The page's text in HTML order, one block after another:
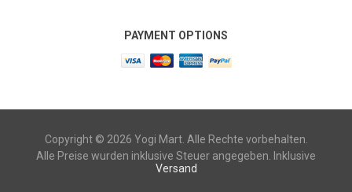
PAYMENT OPTIONS
Copyright © 2026 Yogi Mart. Alle Rechte vorbehalten.
Alle Preise wurden inklusive Steuer angegeben. Inklusive
Versand